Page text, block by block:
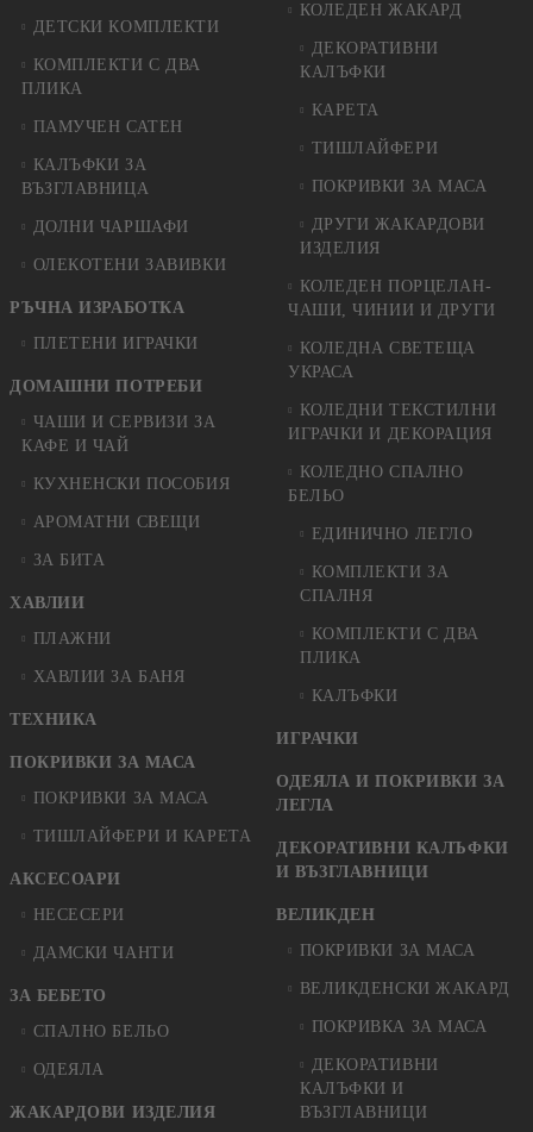
ДЕТСКИ КОМПЛЕКТИ
КОМПЛЕКТИ С ДВА
ПЛИКА
ПАМУЧЕН САТЕН
КАЛЪФКИ ЗА
ВЪЗГЛАВНИЦА
ДОЛНИ ЧАРШАФИ
ОЛЕКОТЕНИ ЗАВИВКИ
РЪЧНА ИЗРАБОТКА
ПЛЕТЕНИ ИГРАЧКИ
ДОМАШНИ ПОТРЕБИ
ЧАШИ И СЕРВИЗИ ЗА
КАФЕ И ЧАЙ
КУХНЕНСКИ ПОСОБИЯ
АРОМАТНИ СВЕЩИ
ЗА БИТА
ХАВЛИИ
ПЛАЖНИ
ХАВЛИИ ЗА БАНЯ
ТЕХНИКА
ПОКРИВКИ ЗА МАСА
ПОКРИВКИ ЗА МАСА
ТИШЛАЙФЕРИ И КАРЕТА
АКСЕСОАРИ
НЕСЕСЕРИ
ДАМСКИ ЧАНТИ
ЗА БЕБЕТО
СПАЛНО БЕЛЬО
ОДЕЯЛА
ЖАКАРДОВИ ИЗДЕЛИЯ
КОЛЕДЕН ЖАКАРД
ДЕКОРАТИВНИ
КАЛЪФКИ
КАРЕТА
ТИШЛАЙФЕРИ
ПОКРИВКИ ЗА МАСА
ДРУГИ ЖАКАРДОВИ
ИЗДЕЛИЯ
КОЛЕДЕН ПОРЦЕЛАН-
ЧАШИ, ЧИНИИ И ДРУГИ
КОЛЕДНА СВЕТЕЩА
УКРАСА
КОЛЕДНИ ТЕКСТИЛНИ
ИГРАЧКИ И ДЕКОРАЦИЯ
КОЛЕДНO СПАЛНO
БЕЛЬО
ЕДИНИЧНО ЛЕГЛО
КОМПЛЕКТИ ЗА
СПАЛНЯ
КОМПЛЕКТИ С ДВА
ПЛИКА
КАЛЪФКИ
ИГРАЧКИ
ОДЕЯЛА И ПОКРИВКИ ЗА
ЛЕГЛА
ДЕКОРАТИВНИ КАЛЪФКИ
И ВЪЗГЛАВНИЦИ
ВЕЛИКДЕН
ПОКРИВКИ ЗА МАСА
ВЕЛИКДЕНСКИ ЖАКАРД
ПОКРИВКА ЗА МАСА
ДЕКОРАТИВНИ
КАЛЪФКИ И
ВЪЗГЛАВНИЦИ